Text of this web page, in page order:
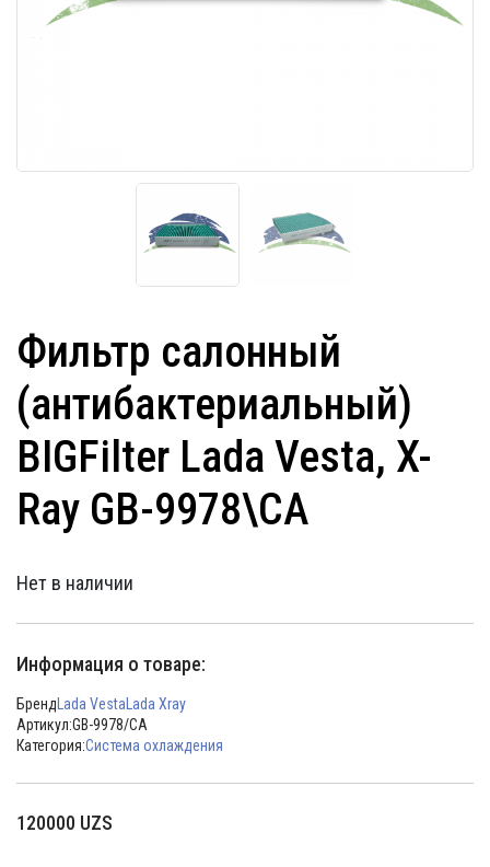
Фильтр салонный
(антибактериальный)
BIGFilter Lada Vesta, X-
Ray GB-9978\CA
Нет в наличии
Информация о товаре:
Бренд Lada Vesta Lada Xray
Артикул:GB-9978/CA
Категория:Система охлаждения
120000 UZS